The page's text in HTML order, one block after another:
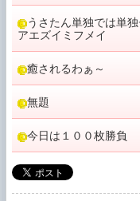
うさたん単独では単
アエズイミフメイ
癒されるわぁ～
無題
今日は１００枚勝負